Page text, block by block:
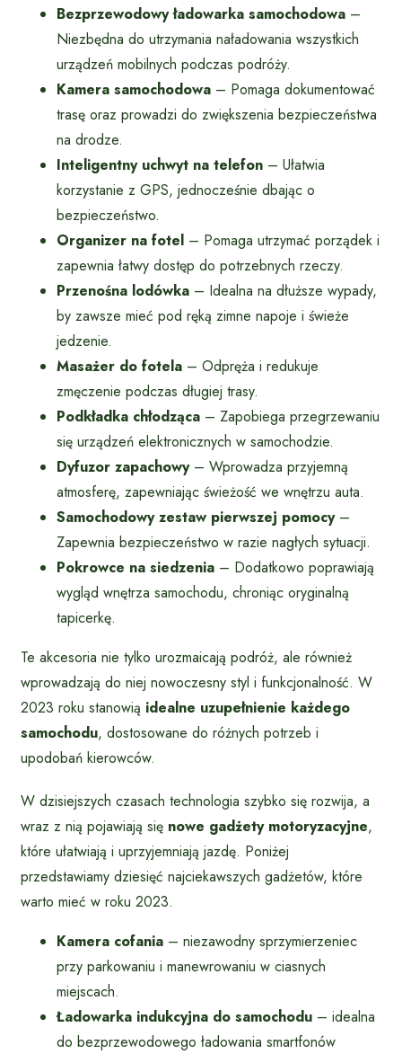
Bezprzewodowy ładowarka samochodowa –
Niezbędna do utrzymania naładowania wszystkich
urządzeń mobilnych podczas podróży.
Kamera samochodowa – Pomaga dokumentować
trasę oraz prowadzi do zwiększenia bezpieczeństwa
na drodze.
Inteligentny uchwyt na telefon – Ułatwia
korzystanie z GPS, jednocześnie dbając o
bezpieczeństwo.
Organizer na fotel – Pomaga utrzymać porządek i
zapewnia łatwy dostęp do potrzebnych rzeczy.
Przenośna lodówka – Idealna na dłuższe wypady,
by zawsze mieć pod ręką zimne napoje i świeże
jedzenie.
Masażer do fotela – Odpręża i redukuje
zmęczenie podczas długiej trasy.
Podkładka chłodząca – Zapobiega przegrzewaniu
się urządzeń elektronicznych w samochodzie.
Dyfuzor zapachowy– Wprowadza przyjemną
atmosferę, zapewniając świeżość we wnętrzu auta.
Samochodowy zestaw pierwszej pomocy–
Zapewnia bezpieczeństwo w razie nagłych sytuacji.
Pokrowce na siedzenia – Dodatkowo poprawiają
wygląd wnętrza samochodu, chroniąc oryginalną
tapicerkę.
Te akcesoria nie tylko urozmaicają podróż, ale również
wprowadzają do niej nowoczesny styl i funkcjonalność. W
2023 roku stanowią idealne uzupełnienie każdego
samochodu, dostosowane do różnych potrzeb i
upodobań kierowców.
W dzisiejszych czasach technologia szybko się rozwija, a
wraz z nią pojawiają się nowe gadżety motoryzacyjne,
które ułatwiają i uprzyjemniają jazdę. Poniżej
przedstawiamy dziesięć najciekawszych gadżetów, które
warto mieć w roku 2023.
Kamera cofania – niezawodny sprzymierzeniec
przy parkowaniu i manewrowaniu w ciasnych
miejscach.
Ładowarka indukcyjna do samochodu – idealna
do bezprzewodowego ładowania smartfonów